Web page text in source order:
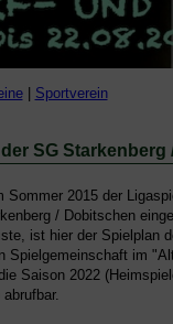
| Sportverein
SG
Sommer 2015 der
/ Dobitschen
ist hier der Spielplan
Spielgemeinschaft im
Saison 2022